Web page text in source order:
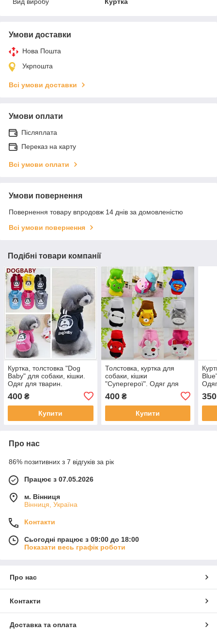
Умови доставки
Нова Пошта
Укрпошта
Всі умови доставки
Умови оплати
Післяплата
Переказ на карту
Всі умови оплати
Умови повернення
Повернення товару впродовж 14 днів за домовленістю
Всі умови повернення
Подібні товари компанії
Куртка, толстовка "Dog
Baby" для собаки, кішки.
Одяг для тварин.
400 ₴
Купити
Толстовка, куртка для
собаки, кішки
"Супергерої". Одяг для
400₴
Купити
350
Про нас
86% позитивних з 7 відгуків за рік
Працює з 07.05.2026
м. Вінниця
Вінниця, Україна
Контакти
Сьогодні працює з 09:00 до 18:00
Показати весь графік роботи
Про нас
Контакти
Доставка та оплата